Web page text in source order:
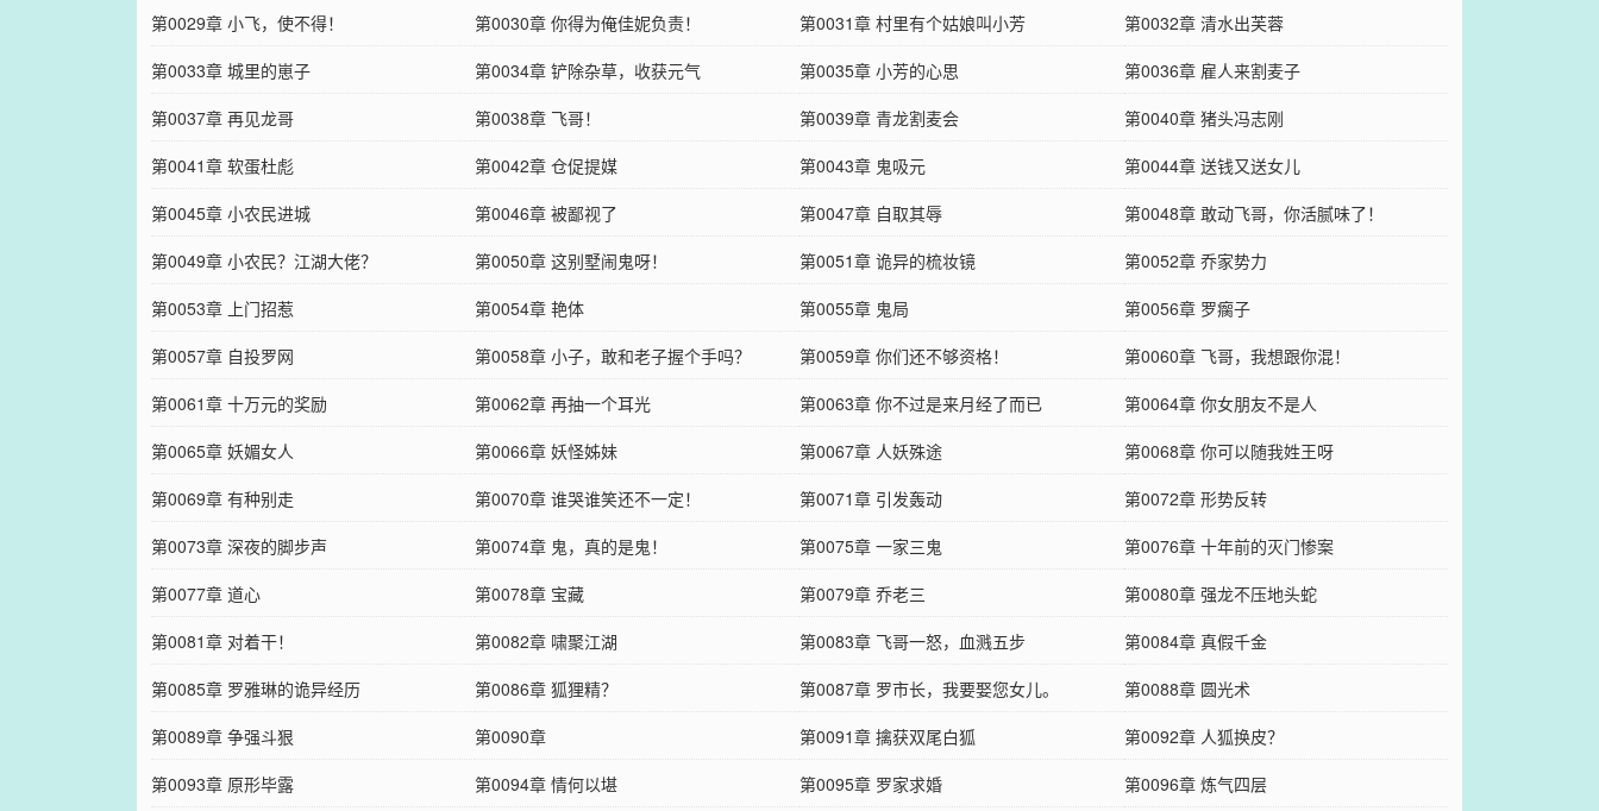
第0029章 小飞，使不得！
第0030章 你得为俺佳妮负责！ 第0031章 村里有个姑娘叫小芳
第0032章 清水出芙蓉
第0033章 城里的崽子
第0034章 铲除杂草，收获元气 第0035章 小芳的心思
第0036章 雇人来割麦子
第0037章 再见龙哥
第0038章 飞哥！ 第0039章 青龙割麦会
第0040章 猪头冯志刚
第0041章 软蛋杜彪
第0042章 仓促提媒 第0043章 鬼吸元
第0044章 送钱又送女儿
第0045章 小农民进城
第0046章 被鄙视了 第0047章 自取其辱
第0048章 敢动飞哥，你活腻味了！
第0049章 小农民？江湖大佬？
第0050章 这别墅闹鬼呀！ 第0051章 诡异的梳妆镜
第0052章 乔家势力
第0053章 上门招惹
第0054章 艳体 第0055章 鬼局
第0056章 罗瘸子
第0057章 自投罗网
第0058章 小子，敢和老子握个手吗？ 第0059章 你们还不够资格！
第0060章 飞哥，我想跟你混！
第0061章 十万元的奖励
第0062章 再抽一个耳光 第0063章 你不过是来月经了而已
第0064章 你女朋友不是人
第0065章 妖媚女人
第0066章 妖怪姊妹 第0067章 人妖殊途
第0068章 你可以随我姓王呀
第0069章 有种别走
第0070章 谁哭谁笑还不一定！ 第0071章 引发轰动
第0072章 形势反转
第0073章 深夜的脚步声
第0074章 鬼，真的是鬼！ 第0075章 一家三鬼
第0076章 十年前的灭门惨案
第0077章 道心
第0078章 宝藏 第0079章 乔老三
第0080章 强龙不压地头蛇
第0081章 对着干！
第0082章 啸聚江湖 第0083章 飞哥一怒，血溅五步
第0084章 真假千金
第0085章 罗雅琳的诡异经历
第0086章 狐狸精？ 第0087章 罗市长，我要娶您女儿。
第0088章 圆光术
第0089章 争强斗狠
第0090章 第0091章 擒获双尾白狐
第0092章 人狐换皮？
第0093章 原形毕露
第0094章 情何以堪 第0095章 罗家求婚 第0096章 炼气四层